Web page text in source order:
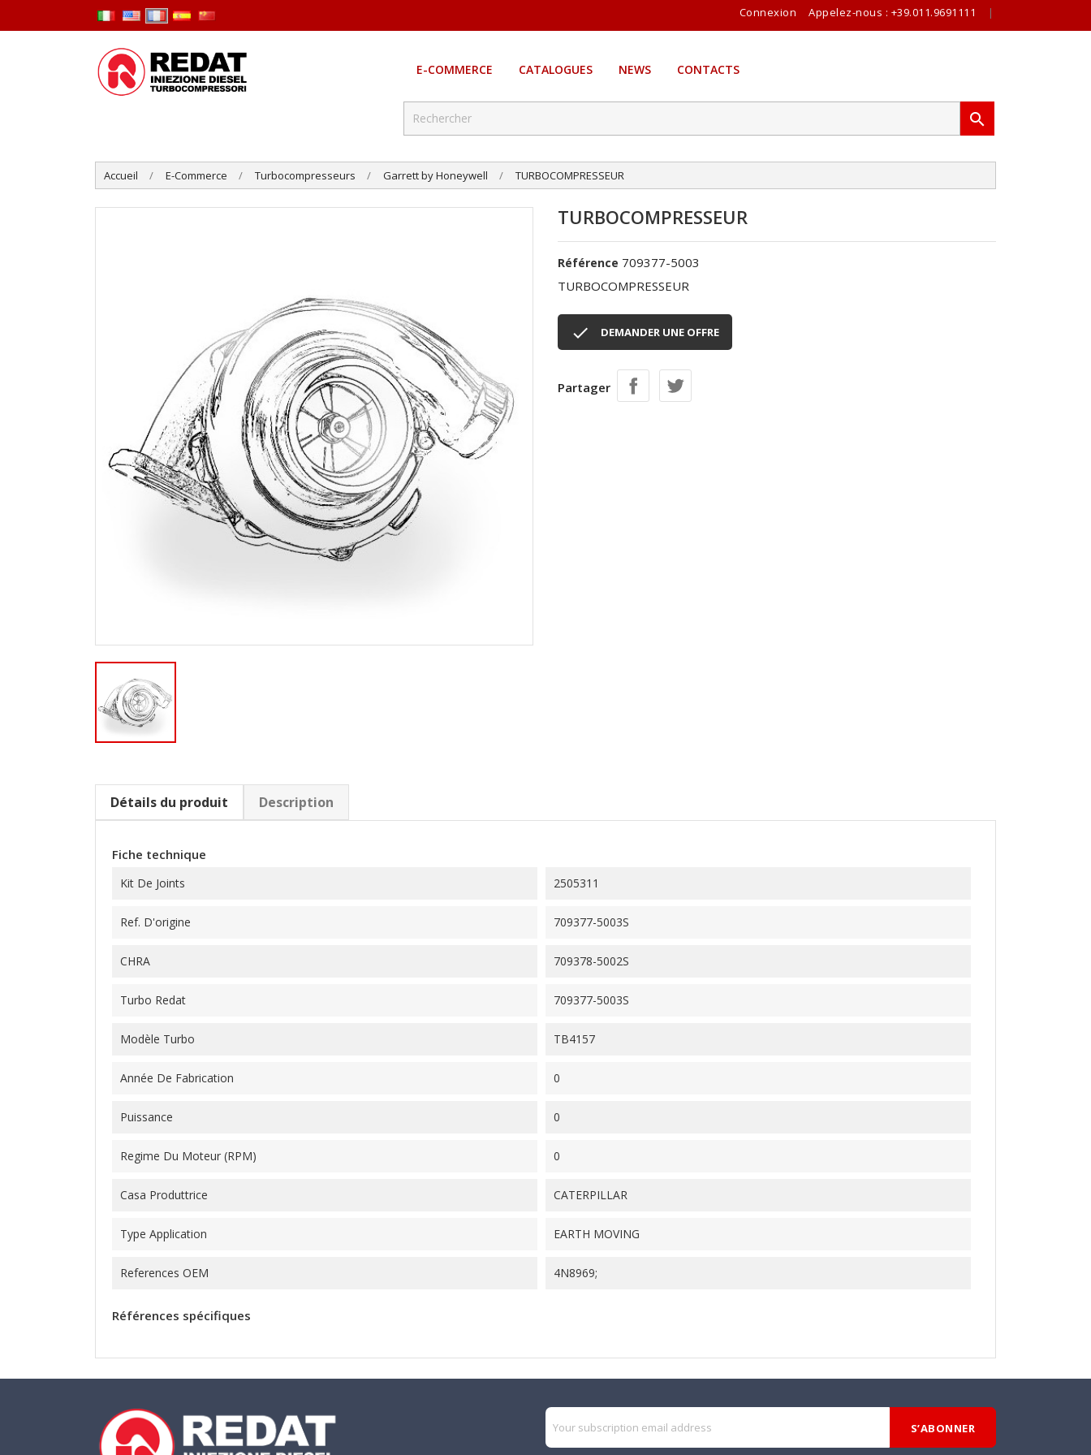
Connexion Appelez-nous : +39.011.9691111 |
E-COMMERCE CATALOGUES NEWS CONTACTS

Accueil E-Commerce Turbocompresseurs Garrett by Honeywell TURBOCOMPRESSEUR
TURBOCOMPRESSEUR
Référence 709377-5003
TURBOCOMPRESSEUR
 DEMANDER UNE OFFRE
Partager
Détails du produit Description
Fiche technique
Kit De Joints 2505311
Ref. D'origine 709377-5003S
CHRA 709378-5002S
Turbo Redat 709377-5003S
Modèle Turbo TB4157
Année De Fabrication 0
Puissance 0
Regime Du Moteur (RPM) 0
Casa Produttrice CATERPILLAR
Type Application EARTH MOVING
References OEM 4N8969;
Références spécifiques